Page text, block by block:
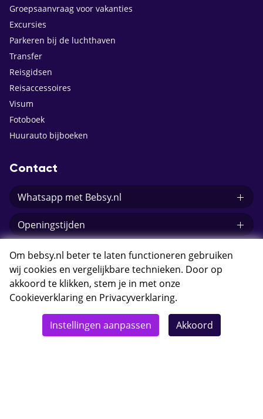
Groepsaanvraag voor vakanties
Excursies
Parkeren bij de luchthaven
Transfer
Reisgidsen
Reisaccessoires
Visum
Fotoboek
Huurauto bijboeken
Contact
Whatsapp met Bebsy.nl
Openingstijden
E-mail Bebsy.nl
© 2026 Bebsy.nl
Om bebsy.nl beter te laten functioneren gebruiken
wij cookies en vergelijkbare technieken. Door op
akkoord te klikken, stem je in met onze
Cookieverklaring en Privacyverklaring.
Instellingen aanpassen Akkoord